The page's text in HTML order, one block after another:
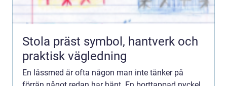
Stola präst symbol, hantverk och
praktisk vägledning
En låssmed är ofta någon man inte tänker på